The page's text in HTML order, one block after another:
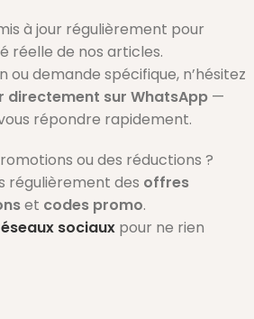
à jour régulièrement pour
réelle de nos articles.
ou demande spécifique, n’hésitez
directement sur WhatsApp —
répondre rapidement.
ou des réductions ?
régulièrement des offres
et codes promo.
sociaux pour ne rien